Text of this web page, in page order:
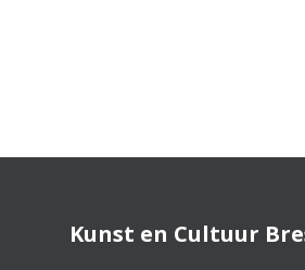
Kunst en Cultuur